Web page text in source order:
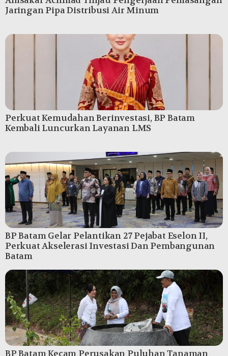
Jaringan Pipa Distribusi Air Minum
Perkuat Kemudahan Berinvestasi, BP Batam
Kembali Luncurkan Layanan LMS
BP Batam Gelar Pelantikan 27 Pejabat Eselon II,
Perkuat Akselerasi Investasi Dan Pembangunan
Batam
BP Batam Kecam Perusakan Puluhan Tanaman